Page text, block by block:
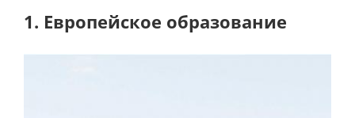
1. Европейское образование